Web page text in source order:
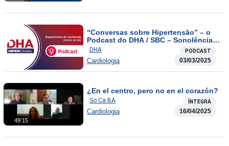
“Conversas sobre Hipertensão” – o
Podcast do DHA / SBC – Sonolência
diurna e incidência de novos casos
de hipertensão
DHA PODCAST
Cardiologia 03/03/2025
49:15
¿En el centro, pero no en el corazón?
So.Ca.BA ÍNTEGRA
Cardiologia 16/04/2025